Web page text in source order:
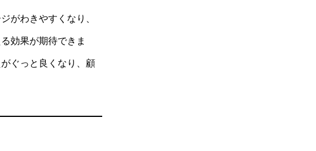
がわきやすくなり、
効果が期待できま
ぐっと良くなり、顧